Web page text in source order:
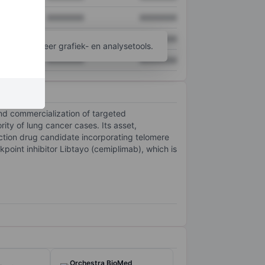
XXXXXXX XXXXXXX
tot meer grafiek- en analysetools.
commercialization of targeted
of lung cancer cases. Its asset,
drug candidate incorporating telomere
inhibitor Libtayo (cemiplimab), which is
Orchestra BioMed